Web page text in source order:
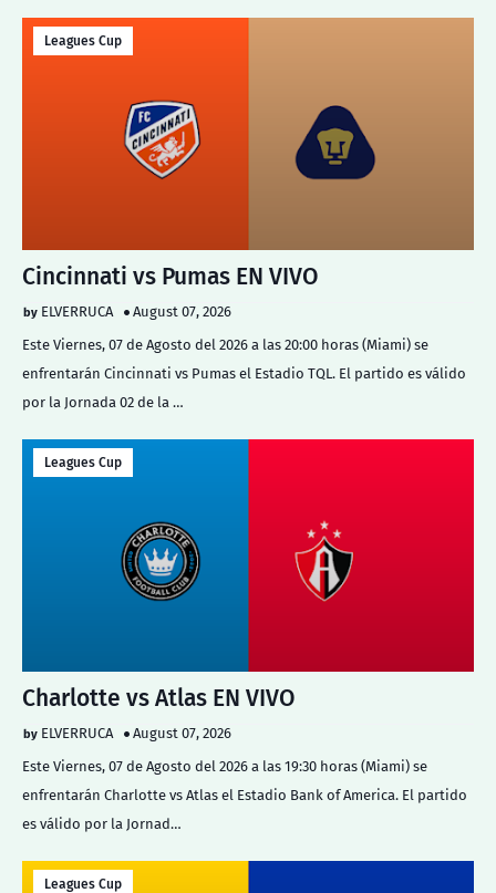
Leagues Cup
Cincinnati vs Pumas EN VIVO
ELVERRUCA
August 07, 2026
Este Viernes, 07 de Agosto del 2026 a las 20:00 horas (Miami) se
enfrentarán Cincinnati vs Pumas el Estadio TQL. El partido es válido
por la Jornada 02 de la …
Leagues Cup
Charlotte vs Atlas EN VIVO
ELVERRUCA
August 07, 2026
Este Viernes, 07 de Agosto del 2026 a las 19:30 horas (Miami) se
enfrentarán Charlotte vs Atlas el Estadio Bank of America. El partido
es válido por la Jornad…
Leagues Cup